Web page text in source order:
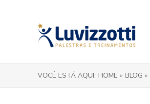
VOCÊ ESTÁ AQUI: HOME » BLOG »